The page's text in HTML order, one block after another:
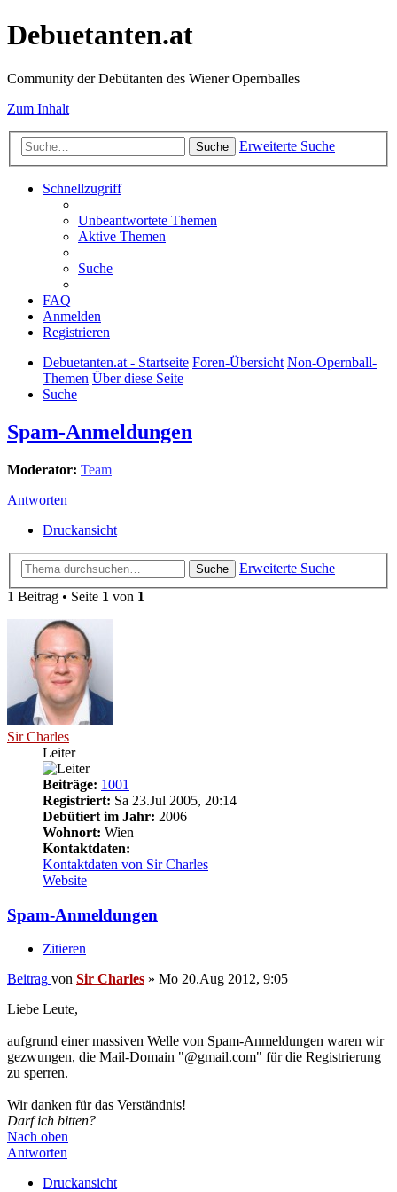
Debuetanten.at
Community der Debütanten des Wiener Opernballes
Zum Inhalt
Suche Erweiterte Suche
Schnellzugriff
Unbeantwortete Themen
Aktive Themen
Suche
FAQ
Anmelden
Registrieren
Debuetanten.at - Startseite Foren-Übersicht Non-Opernball-
Themen Über diese Seite
Suche
Spam-Anmeldungen
Moderator: Team
Antworten
Druckansicht
Suche
Erweiterte Suche
1 Beitrag • Seite 1 von 1
Sir Charles
Leiter
Beiträge: 1001
Registriert: Sa 23.Jul 2005, 20:14
Debütiert im Jahr: 2006
Wohnort: Wien
Kontaktdaten:
Kontaktdaten von Sir Charles
Website
Spam-Anmeldungen
Zitieren
Beitrag von Sir Charles » Mo 20.Aug 2012, 9:05
Liebe Leute,
aufgrund einer massiven Welle von Spam-Anmeldungen waren wir
gezwungen, die Mail-Domain "@gmail.com" für die Registrierung
zu sperren.
Wir danken für das Verständnis!
Darf ich bitten?
Nach oben
Antworten
Druckansicht